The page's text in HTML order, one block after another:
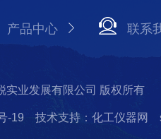
产品中心 联系
实业发展有限公司 版权所有
-19 技术支持：化工仪器网